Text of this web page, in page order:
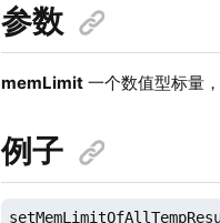
参数
memLimit 一个数值型标量
例子